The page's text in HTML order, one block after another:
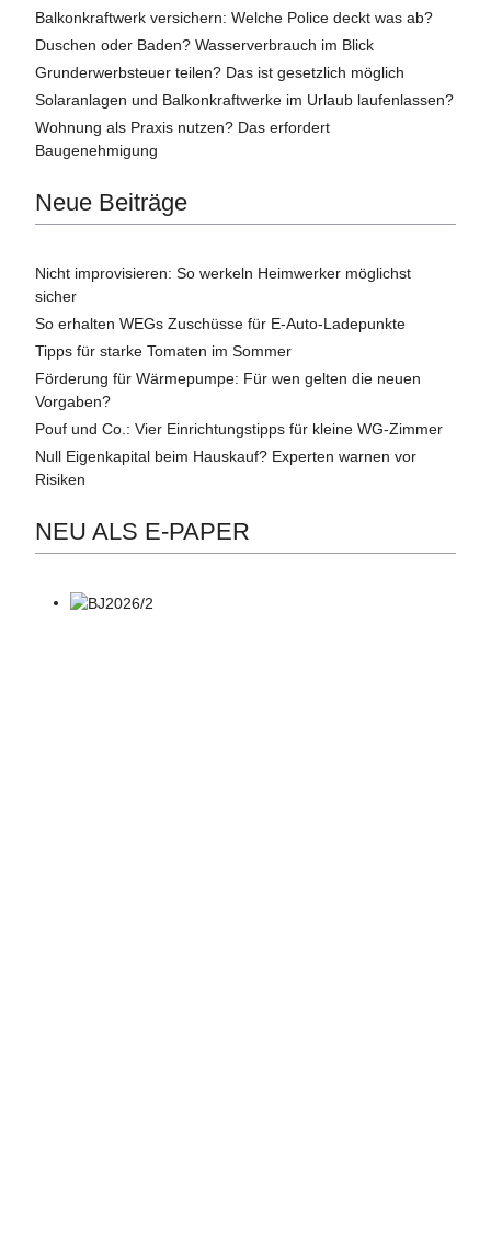
Balkonkraftwerk versichern: Welche Police deckt was ab?
Duschen oder Baden? Wasserverbrauch im Blick
Grunderwerbsteuer teilen? Das ist gesetzlich möglich
Solaranlagen und Balkonkraftwerke im Urlaub laufenlassen?
Wohnung als Praxis nutzen? Das erfordert
Baugenehmigung
Neue Beiträge
Nicht improvisieren: So werkeln Heimwerker möglichst
sicher
So erhalten WEGs Zuschüsse für E-Auto-Ladepunkte
Tipps für starke Tomaten im Sommer
Förderung für Wärmepumpe: Für wen gelten die neuen
Vorgaben?
Pouf und Co.: Vier Einrichtungstipps für kleine WG-Zimmer
Null Eigenkapital beim Hauskauf? Experten warnen vor
Risiken
NEU ALS E-PAPER